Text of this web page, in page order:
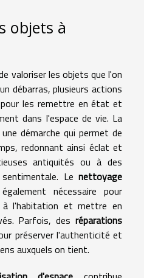
objets à
valoriser les objets que l'on
débarras, plusieurs actions
les remettre en état et
dans l'espace de vie. La
démarche qui permet de
redonnant ainsi éclat et
antiquités ou à des
Le nettoyage
nécessaire pour
à l'habitation et mettre en
Parfois, des réparations
préserver l'authenticité et
auxquels on tient.